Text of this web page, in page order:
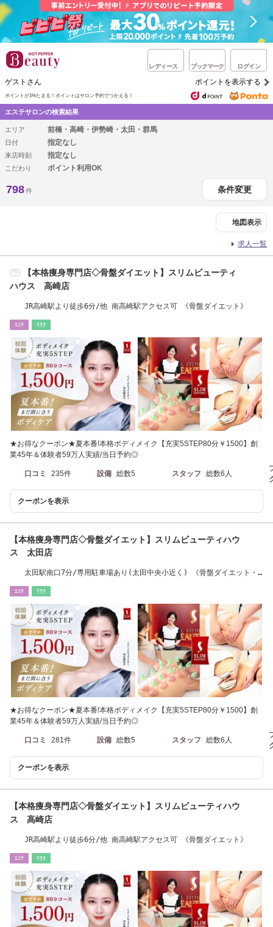
レディース ブックマーク ログイン
ゲストさん ポイントを表示する
ポイントが1%たまる！ ポイントはサロン予約でつかえる！
エステサロンの検索結果
エリア 前橋・高崎・伊勢崎・太田・群馬
日付 指定なし
来店時刻 指定なし
こだわり ポイント利用OK
798件 条件変更
地図表示
求人一覧
PR
【本格痩身専門店◇骨盤ダイエット】スリムビューティ
ハウス 高崎店
JR高崎駅より徒歩6分/他 南高崎駅アクセス可 《骨盤ダイエット》
ｴｽﾃ ﾘﾗｸ
★お得なクーポン★夏本番!本格ボディメイク【充実5STEP80分￥1500】創
業45年＆体験者59万人実績/当日予約◎
口コミ 235件 設備 総数5 スタッフ 総数6人
クーポンを表示
【本格痩身専門店◇骨盤ダイエット】スリムビューティハウ
ス 太田店
太田駅南口7分/専用駐車場あり(太田中央小近く) 《骨盤ダイエット・
ｴｽﾃ ﾘﾗｸ
★お得なクーポン★夏本番!本格ボディメイク【充実5STEP80分￥1500】創
業45年＆体験者59万人実績/当日予約◎
口コミ 281件 設備 総数5 スタッフ 総数6人
クーポンを表示
【本格痩身専門店◇骨盤ダイエット】スリムビューティハウ
ス 高崎店
JR高崎駅より徒歩6分/他 南高崎駅アクセス可 《骨盤ダイエット》
ｴｽﾃ ﾘﾗｸ